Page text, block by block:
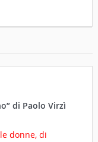
di Paolo Virzì